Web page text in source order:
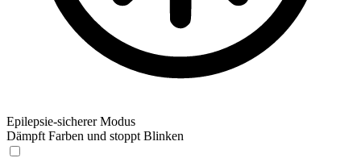
Epilepsie-sicherer Modus
Dämpft Farben und stoppt Blinken